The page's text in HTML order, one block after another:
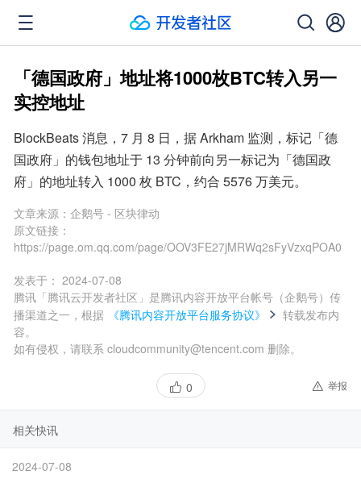
「德国政府」地址将1000枚BTC转入另一
实控地址
BlockBeats 消息，7 月 8 日，据 Arkham 监测，标记「德
国政府」的钱包地址于 13 分钟前向另一标记为「德国政
府」的地址转入 1000 枚 BTC，约合 5576 万美元。
文章来源： 企鹅号 - 区块律动
原文链接：
https://page.om.qq.com/page/OOV3FE27jMRWq2sFyVzxqPOA0
发表于： 2024-07-08
腾讯「腾讯云开发者社区」是腾讯内容开放平台帐号（企鹅号）传
播渠道之一，根据
《腾讯内容开放平台服务协议》
转载发布内
容。
如有侵权，请联系 cloudcommunity@tencent.com 删除。
0 举报
相关快讯
2024-07-08